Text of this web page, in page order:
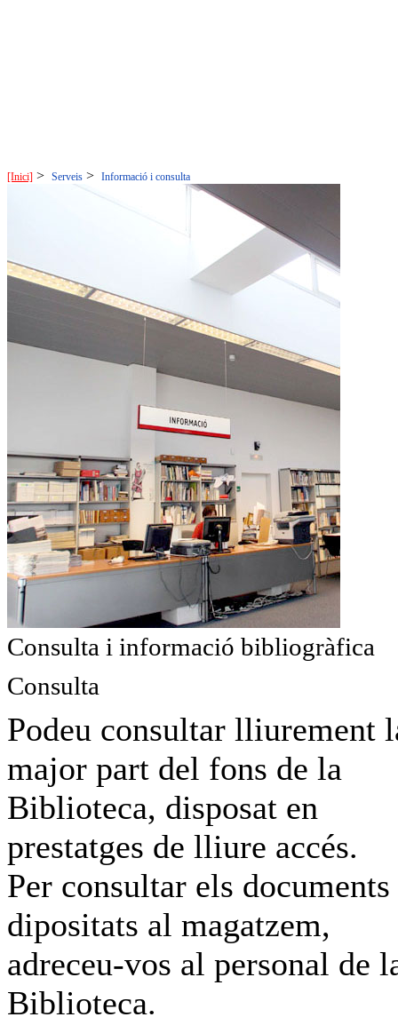
[Inici] > Serveis > Informació i consulta
Consulta i informació bibliogràfica
Consulta
Podeu consultar lliurement
major part del fons de la
Biblioteca, disposat en
prestatges de lliure accés.
Per consultar els documents
dipositats al magatzem,
adreceu-vos al personal de
Biblioteca.